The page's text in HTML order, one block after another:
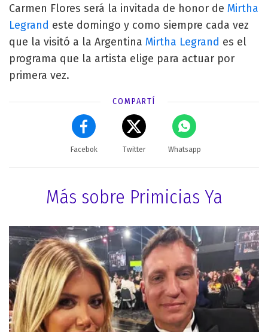
Carmen Flores será la invitada de honor de Mirtha
Legrand este domingo y como siempre cada vez
que la visitó a la Argentina Mirtha Legrand es el
programa que la artista elige para actuar por
primera vez.
COMPARTÍ
Facebok Twitter Whatsapp
Más sobre Primicias Ya